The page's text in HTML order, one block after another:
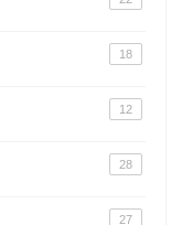
18
12
28
27